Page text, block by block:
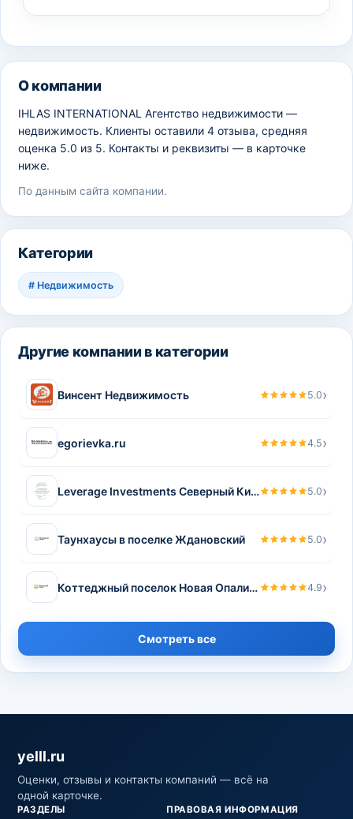
О компании
IHLAS INTERNATIONAL Агентство недвижимости —
недвижимость. Клиенты оставили 4 отзыва, средняя
оценка 5.0 из 5. Контакты и реквизиты — в карточке
ниже.
По данным сайта компании.
Категории
# Недвижимость
Другие компании в категории
Винсент Недвижимость 5.0›
egorievka.ru 4.5›
Leverage Investments Северный Кипр 5.0›
Таунхаусы в поселке Ждановский 5.0›
Коттеджный поселок Новая Опалиха 4.9›
Смотреть все
yelll.ru
Оценки, отзывы и контакты компаний — всё на
одной карточке.
РАЗДЕЛЫ ПРАВОВАЯ ИНФОРМАЦИЯ